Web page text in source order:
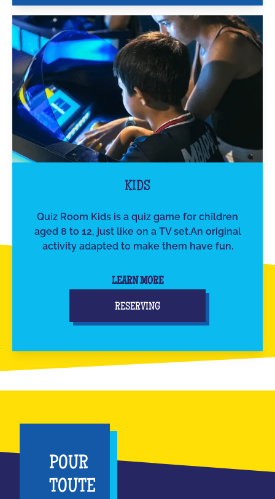
KIDS
Quiz Room Kids is a quiz game for children
aged 8 to 12, just like on a TV set.An original
activity adapted to make them have fun.
LEARN MORE
RESERVING
POUR
TOUTE